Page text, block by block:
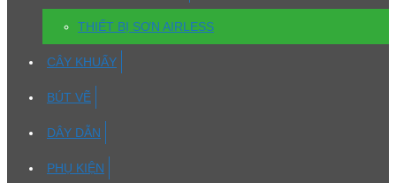
THIẾT BỊ SƠN AIRLESS
CÂY KHUẤY
BÚT VẼ
DÂY DẪN
PHỤ KIỆN